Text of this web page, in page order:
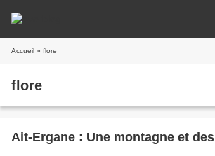
Accueil » flore
flore
Ait-Ergane : Une montagne et